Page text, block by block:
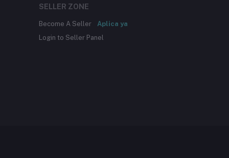
SELLER ZONE
Become A Seller
Aplica ya
Login to Seller Panel